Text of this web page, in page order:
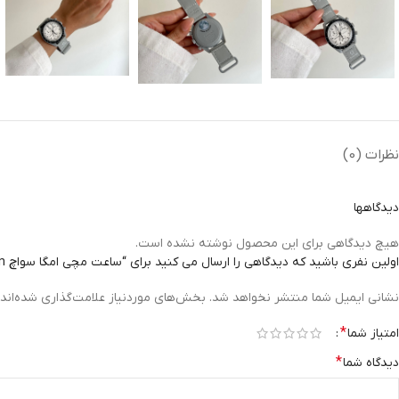
نظرات (0)
دیدگاهها
هیچ دیدگاهی برای این محصول نوشته نشده است.
اولین نفری باشید که دیدگاهی را ارسال می کنید برای “ساعت مچی امگا سواچ Omega Swatch Mission to the Moon”
نشانی ایمیل شما منتشر نخواهد شد. بخش‌های موردنیاز علامت‌گذاری
امتیاز شما*
دیدگاه شما*